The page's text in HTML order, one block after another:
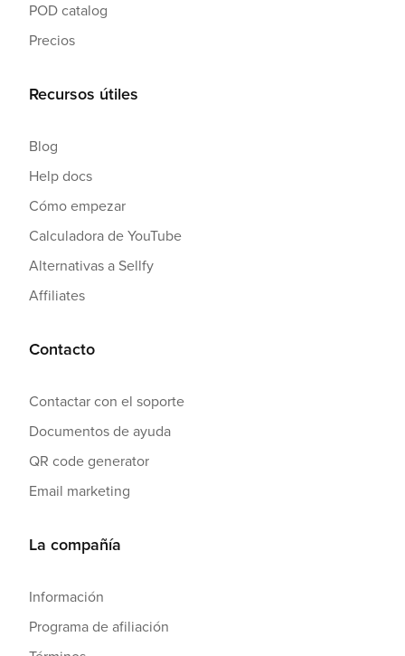
POD catalog
Precios
Recursos útiles
Blog
Help docs
Cómo empezar
Calculadora de YouTube
Alternativas a Sellfy
Affiliates
Contacto
Contactar con el soporte
Documentos de ayuda
QR code generator
Email marketing
La compañía
Información
Programa de afiliación